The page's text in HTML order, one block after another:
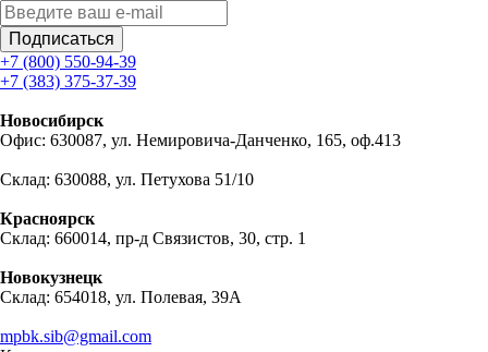
Подписаться
+7 (800) 550-94-39
+7 (383) 375-37-39
Новосибирск
Офис: 630087, ул. Немировича-Данченко, 165, оф.413
Склад: 630088, ул. Петухова 51/10
Красноярск
Склад: 660014, пр-д Связистов, 30, стр. 1
Новокузнецк
Склад: 654018, ул. Полевая, 39А
mpbk.sib@gmail.com